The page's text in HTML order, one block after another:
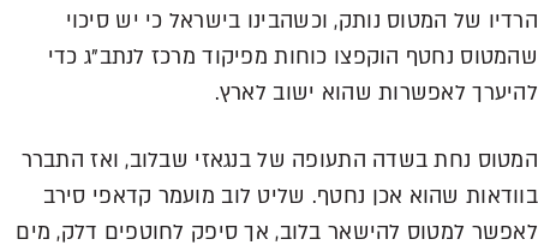
הרדיו של המטוס נותק, וכשהבינו בישראל כי יש סיכוי
שהמטוס נחטף הוקפצו כוחות מפיקוד מרכז לנתב"ג כדי
להיערך לאפשרות שהוא ישוב לארץ.
המטוס נחת בשדה התעופה של בנגאזי שבלוב, ואז התברר
בוודאות שהוא אכן נחטף. שליט לוב מועמר קדאפי סירב
לאפשר למטוס להישאר בלוב, אך סיפק לחוטפים דלק, מים